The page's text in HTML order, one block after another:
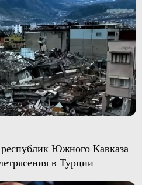
Южного Кавказа
в Турции